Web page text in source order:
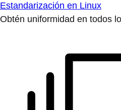
Estandarización en Linux
Obtén uniformidad en todos